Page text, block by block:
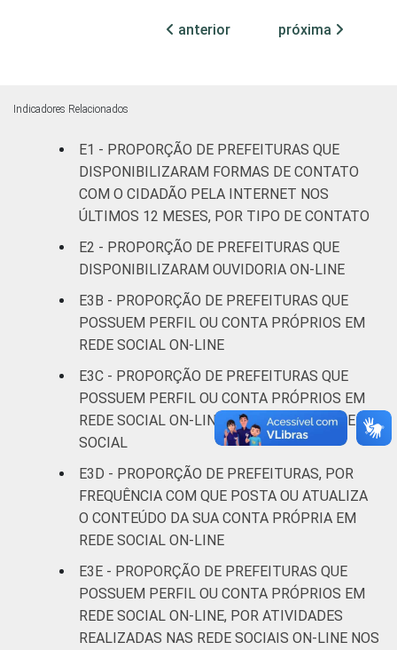
100 mil
88
500 mil
habitantes
84 11
¹Base: 5.569 prefeituras que declararam ter
acesso à Internet nos últimos 12 meses.
Dados coletados entre julho e outubro de
anterior próxima
Indicadores Relacionados
E1 - PROPORÇÃO DE PREFEITURAS QUE
DISPONIBILIZARAM FORMAS DE CONTATO
COM O CIDADÃO PELA INTERNET NOS
ÚLTIMOS 12 MESES, POR TIPO DE CONTATO
E2 - PROPORÇÃO DE PREFEITURAS QUE
DISPONIBILIZARAM OUVIDORIA ON-LINE
E3B - PROPORÇÃO DE PREFEITURAS QUE
POSSUEM PERFIL OU CONTA PRÓPRIOS EM
REDE SOCIAL ON-LINE
E3C - PROPORÇÃO DE PREFEITURAS QUE
POSSUEM PERFIL OU CONTA PRÓPRIOS EM
REDE SOCIAL ON-LINE, POR TIPO DE REDE
SOCIAL
E3D - PROPORÇÃO DE PREFEITURAS, POR
FREQUÊNCIA COM QUE POSTA OU ATUALIZA
O CONTEÚDO DA SUA CONTA PRÓPRIA EM
REDE SOCIAL ON-LINE
E3E - PROPORÇÃO DE PREFEITURAS QUE
POSSUEM PERFIL OU CONTA PRÓPRIOS EM
REDE SOCIAL ON-LINE, POR ATIVIDADES
REALIZADAS NAS REDE SOCIAIS ON-LINE NOS